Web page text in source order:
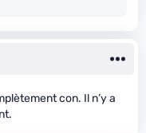
con. Il n’y a